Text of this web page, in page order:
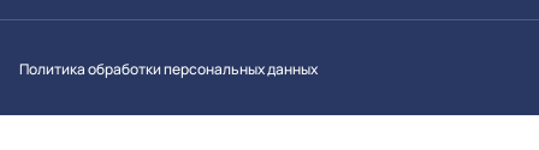
Политика обработки персональных данных